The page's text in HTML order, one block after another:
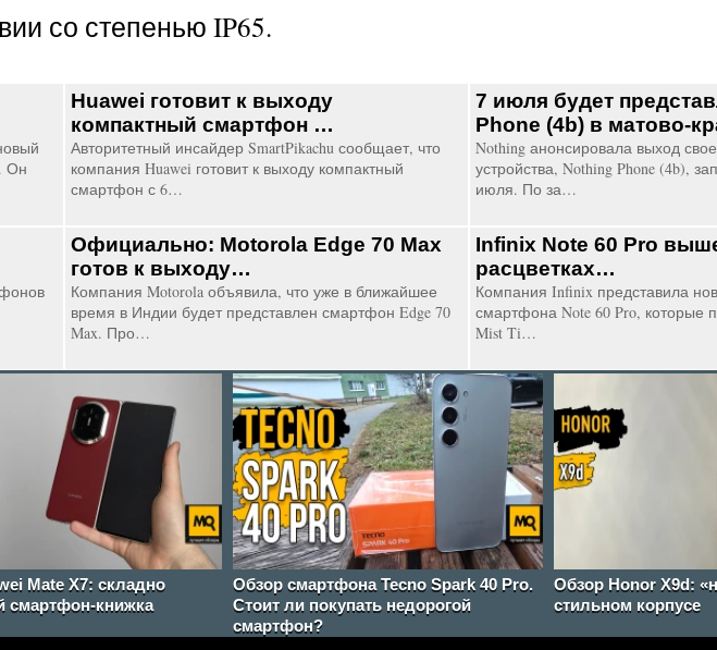
со степенью IP65.
Он
Huawei готовит к выходу
компактный смартфон …
Авторитетный инсайдер SmartPikachu сообщает, что
компания Huawei готовит к выходу компактный
смартфон с 6…
7 июля будет
Phone (4b) в матово-
Nothing анонсировала выход
устройства, Nothing Phone (4b),
июля. По за…
Официально: Motorola Edge 70 Max
готов к выходу…
Компания Motorola объявила, что уже в ближайшее
время в Индии будет представлен смартфон Edge 70
Max. Про…
Infinix Note 60 Pro
расцветках…
Компания Infinix представила
смартфона Note 60 Pro, которые
Mist Ti…
Mate X7: складно
смартфон-книжка
Обзор смартфона Tecno Spark 40 Pro.
Стоит ли покупать недорогой
смартфон?
Обзор Honor X9d:
стильном корпусе